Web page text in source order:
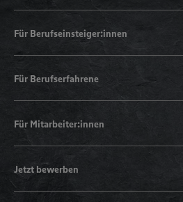
Für Berufseinsteiger:innen
Für Berufserfahrene
Für Mitarbeiter:innen
Jetzt bewerben